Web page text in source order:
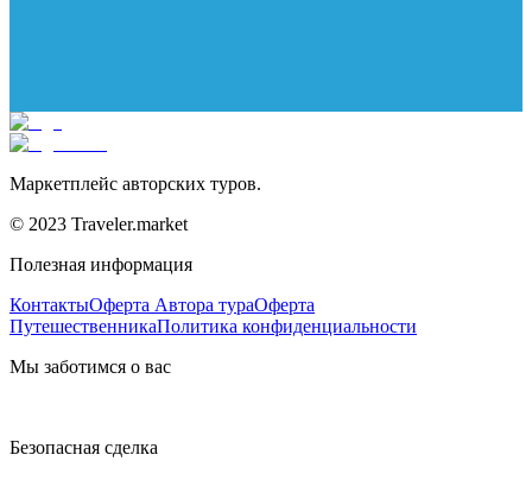
Маркетплейс авторских туров.
© 2023 Traveler.market
Полезная информация
КонтактыОферта Автора тураОферта
ПутешественникаПолитика конфиденциальности
Мы заботимся о вас
Безопасная сделка